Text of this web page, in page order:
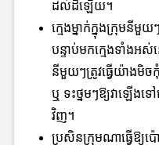
ដល់ដីឡើយ។
ក្មេងម្នាក់ក្នុងក្រុមនី
បន្ទាប់មកក្មេងទាំងអស់
នីមួយៗត្រូវធ្វើយ៉ាងមិចកុំ
ឬ ទះថ្នមៗឱ្យវាឡើងទ
វិញ។
ប្រសិនក្រុមណាធ្វើឱ្យ